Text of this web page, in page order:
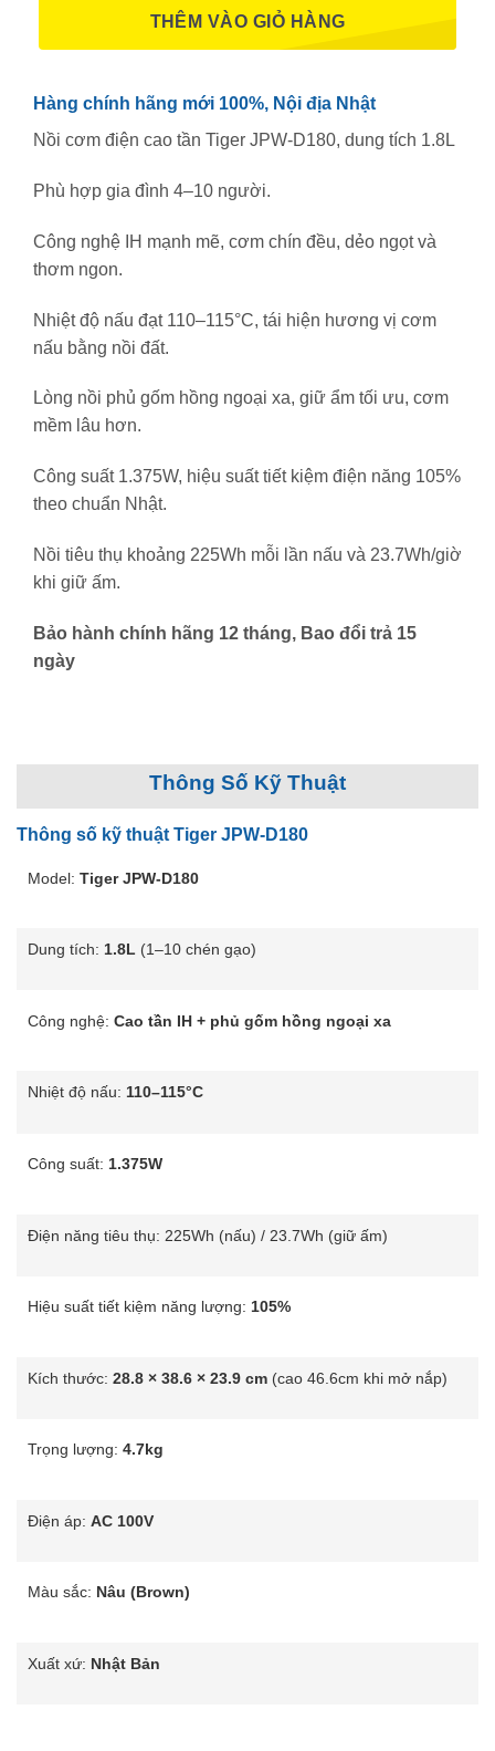
THÊM VÀO GIỎ HÀNG
Hàng chính hãng mới 100%, Nội địa Nhật
Nồi cơm điện cao tần Tiger JPW-D180, dung tích 1.8L
Phù hợp gia đình 4–10 người.
Công nghệ IH mạnh mẽ, cơm chín đều, dẻo ngọt và
thơm ngon.
Nhiệtđộ nấu đạt 110–115°C, tái hiện hương vị cơm
nấu bằng nồi đất.
Lòng nồi phủ gốm hồng ngoại xa, giữ ẩm tối ưu, cơm
mềm l âu hơn.
Công suất 1.375W, hiệu suất tiết kiệm điện năng 105%
theo chuẩn Nhật.
Nồi tiêu thụ khoảng 225Wh mỗi lần nấu và 23.7Wh/giờ
khi giữ ấm.
Bảo hành chính hãng 12 tháng, Bao đổi trả 15
ngày
Thông Số Kỹ Thuật
Thông số kỹ thuật Tiger JPW-D180
Model: Tiger JPW-D180
Dung tích: 1.8L (1–10 chén gạo)
Công nghệ: Cao tần IH + phủ gốm hồng ngoại xa
Nhiệt độ nấu: 110–115°C
Công suất: 1.375W
Điện năng tiêu thụ: 225Wh (nấu) / 23.7Wh (giữ ấm)
Hiệu suất tiết kiệm năng lượng: 105%
Kích thước: 28.8 × 38.6 × 23.9 cm (cao 46.6cm khi mở nắp)
Trọng lượng: 4.7kg
Điện áp: AC 100V
Màu sắc: Nâu (Brown)
Xuất xứ: Nhật Bản